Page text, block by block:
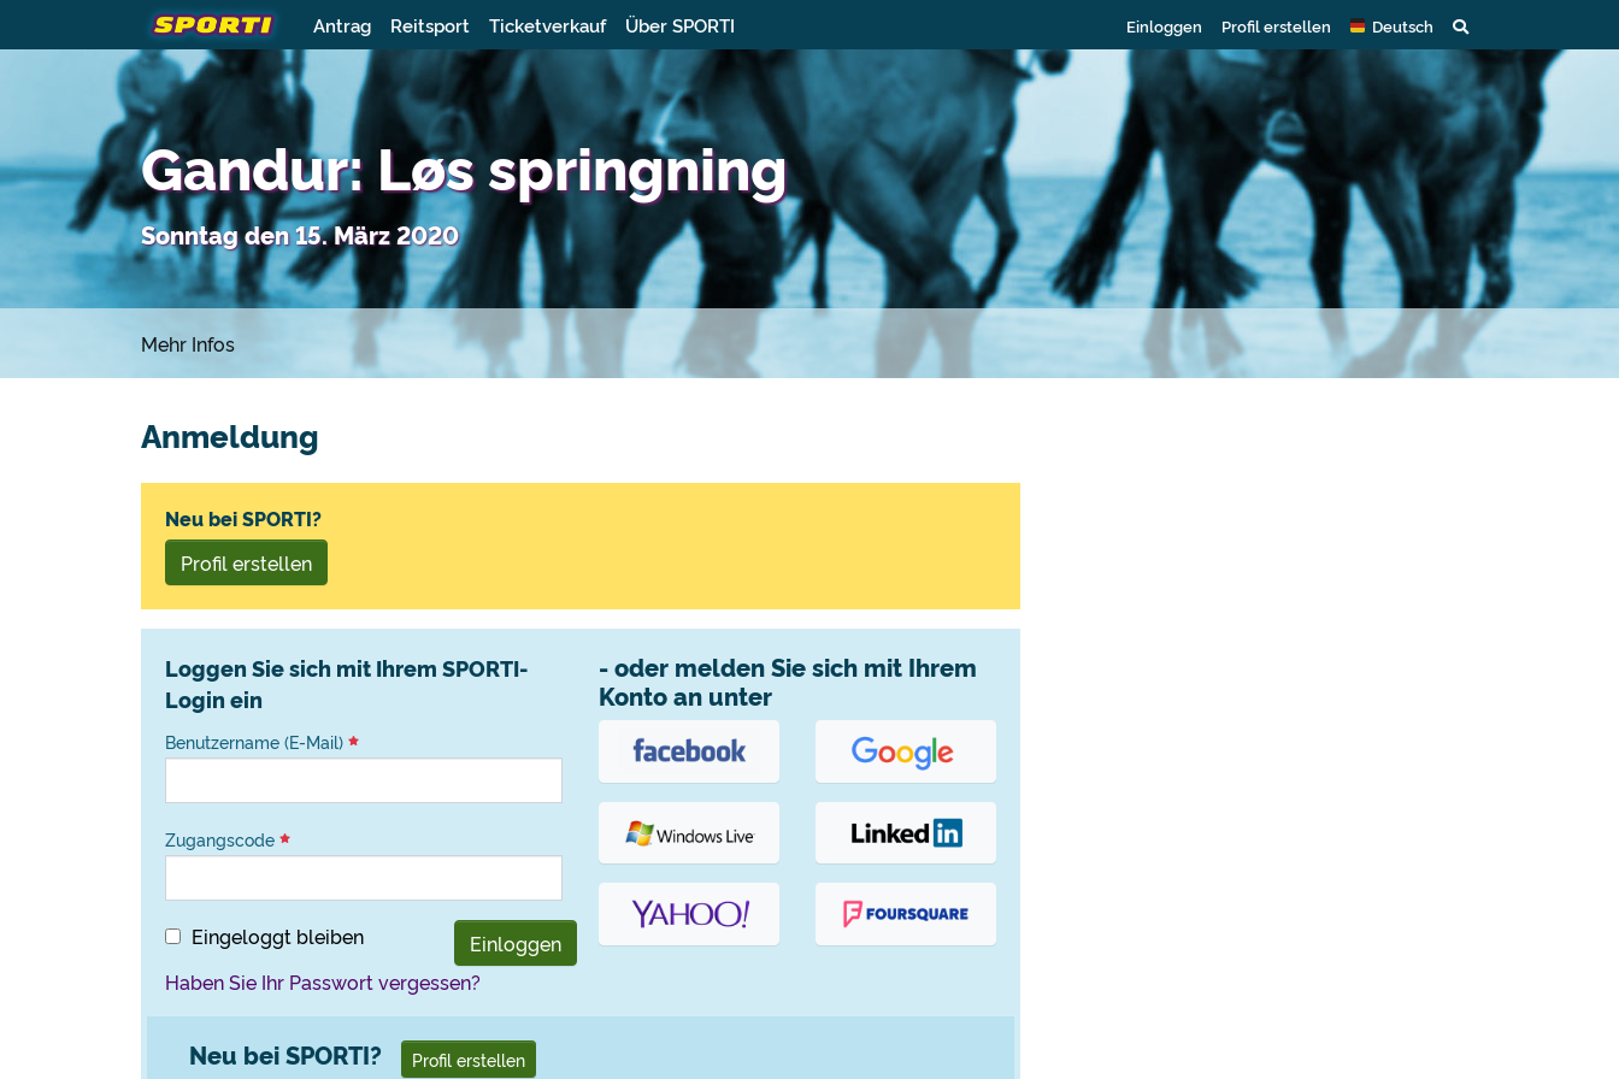
Antrag Reitsport Ticketverkauf Über SPORTI Einloggen Profil erstellen Deutsch
Gandur: Løs springning
Sonntag den 15. März 2020
Mehr Infos
Anmeldung
Neu bei SPORTI?
Profil erstellen
Loggen Sie sich mit Ihrem SPORTI-
Login ein
Benutzername (E-Mail)
Zugangscode
Eingeloggt bleiben
Einloggen
Haben Sie Ihr Passwort vergessen?
- oder melden Sie sich mit Ihrem
Konto an unter
Neu bei SPORTI? Profil erstellen